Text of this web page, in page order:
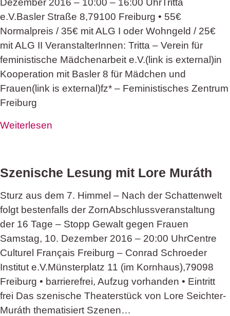
Dezember 2016 – 10:00 – 16:00 UhrTritta
e.V.Basler Straße 8,79100 Freiburg • 55€
Normalpreis / 35€ mit ALG I oder Wohngeld / 25€
mit ALG II VeranstalterInnen: Tritta – Verein für
feministische Mädchenarbeit e.V.(link is external)in
Kooperation mit Basler 8 für Mädchen und
Frauen(link is external)fz* – Feministisches Zentrum
Freiburg
Weiterlesen
Szenische Lesung mit Lore Muráth
Sturz aus dem 7. Himmel – Nach der Schattenwelt
folgt bestenfalls der ZornAbschlussveranstaltung
der 16 Tage – Stopp Gewalt gegen Frauen
Samstag, 10. Dezember 2016 – 20:00 UhrCentre
Culturel Français Freiburg – Conrad Schroeder
Institut e.V.Münsterplatz 11 (im Kornhaus),79098
Freiburg • barrierefrei, Aufzug vorhanden • Eintritt
frei Das szenische Theaterstück von Lore Seichter-
Muráth thematisiert Szenen…